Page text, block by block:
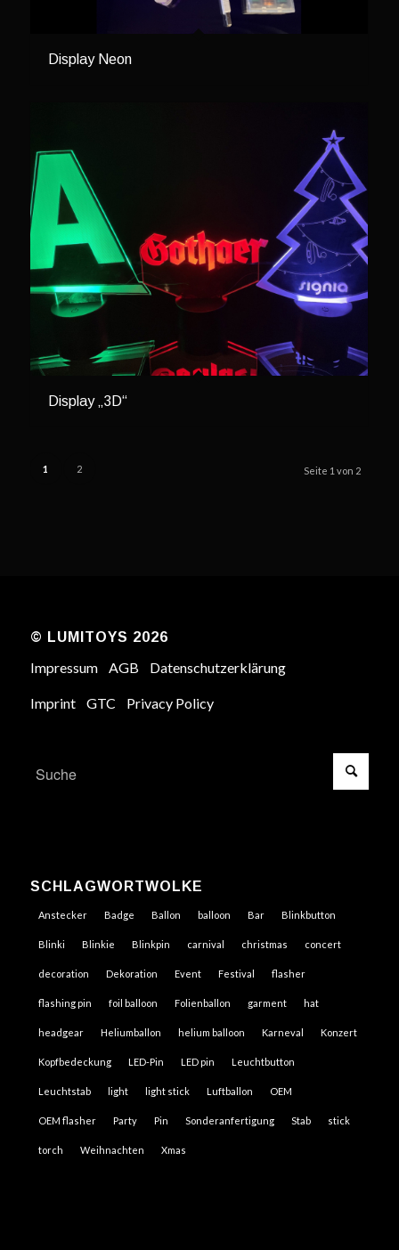
Display Neon
Display „3D“
Seite 1 von 2
1 2
© LUMITOYS 2026
Impressum AGB Datenschutzerklärung
Imprint GTC Privacy Policy
SCHLAGWORTWOLKE
Anstecker Badge Ballon balloon Bar Blinkbutton
Blinki Blinkie Blinkpin carnival christmas concert
decoration Dekoration Event Festival flasher
flashing pin foil balloon Folienballon garment hat
headgear Heliumballon helium balloon Karneval Konzert
Kopfbedeckung LED-Pin LED pin Leuchtbutton
Leuchtstab light light stick Luftballon OEM
OEM flasher Party Pin Sonderanfertigung Stab stick
torch Weihnachten Xmas